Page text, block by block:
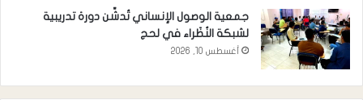
جمعية الوصول الإنساني تُدشِّن دورة تدريبية
لشبكة النُظَراء في لحج
أغسطس 10, 2026